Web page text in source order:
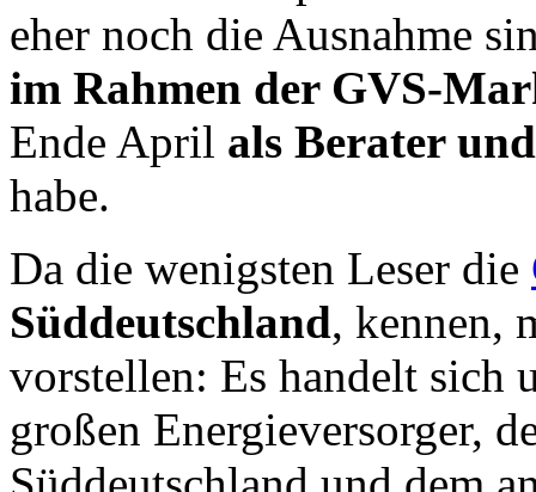
eher noch die Ausnahme
im Rahmen der GVS-
Ende April als Berater
habe.
Da die wenigsten Leser die
Süddeutschland, kennen,
vorstellen: Es handelt sich
großen Energieversorger,